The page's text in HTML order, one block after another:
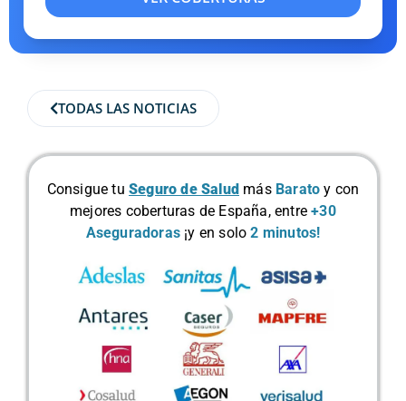
TODAS LAS NOTICIAS
Consigue tu Seguro de Salud más Barato y con
mejores coberturas de España, entre+30
Aseguradoras ¡y en solo2 minutos!